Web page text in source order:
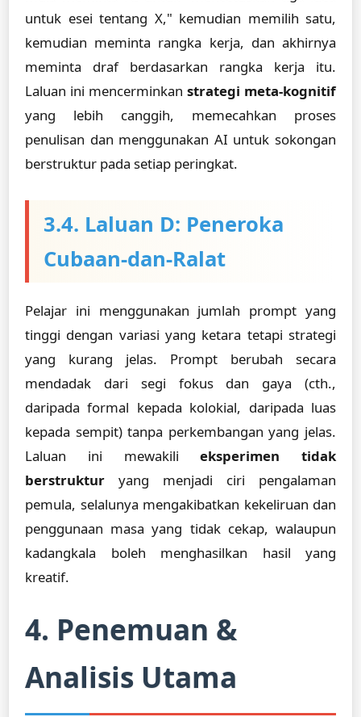
untuk esei tentang X," kemudian memilih satu,
kemudian meminta rangka kerja, dan akhirnya
meminta draf berdasarkan rangka kerja itu.
Laluan ini mencerminkan strategi meta-kognitif
yang lebih canggih, memecahkan proses
penulisan dan menggunakan AI untuk sokongan
berstruktur pada setiap peringkat.
3.4. Laluan D: Peneroka
Cubaan-dan-Ralat
Pelajar ini menggunakan jumlah prompt yang
tinggi dengan variasi yang ketara tetapi strategi
yang kurang jelas. Prompt berubah secara
mendadak dari segi fokus dan gaya (cth.,
daripada formal kepada kolokial, daripada luas
kepada sempit) tanpa perkembangan yang jelas.
Laluan ini mewakilieksperimen tidak
berstruktur yang menjadi ciri pengalaman
pemula, selalunya mengakibatkan kekeliruan dan
penggunaan masa yang tidak cekap, walaupun
kadangkala boleh menghasilkan hasil yang
kreatif.
4. Penemuan &
Analisis Utama